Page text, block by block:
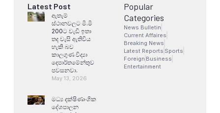
Latest Post
ඇතැම්
ස්ථානවලට මි.මි
200ට වැඩි ඉතා
තද වැසි ඇතිවිය
හැකි බව
කාලගුණ විද්‍යා
දෙපාර්තමේන්තුව
පවසනවා.
May 13, 2026
මධ්‍ය දක්ෂිණාංශික
දේශපාලන
Popular
Categories
News Bulletin
Current Affaires
Breaking News
Latest Reports Sports
Foreign Business
Entertainment